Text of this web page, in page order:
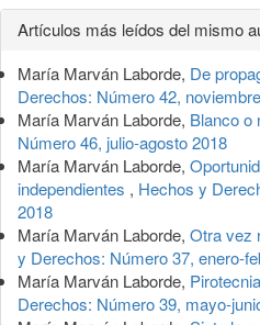
Detalles
del
artículo
Artículos más leídos del mismo
María Marván Laborde, De
Derechos: Número 42,
María Marván Laborde, Blanco o
Número 46, julio-agosto 2018
María Marván Laborde,
independientes , Hechos y
2018
María Marván Laborde, Otra vez
y Derechos: Número 37, enero-
María Marván Laborde,
Derechos: Número 39, mayo-